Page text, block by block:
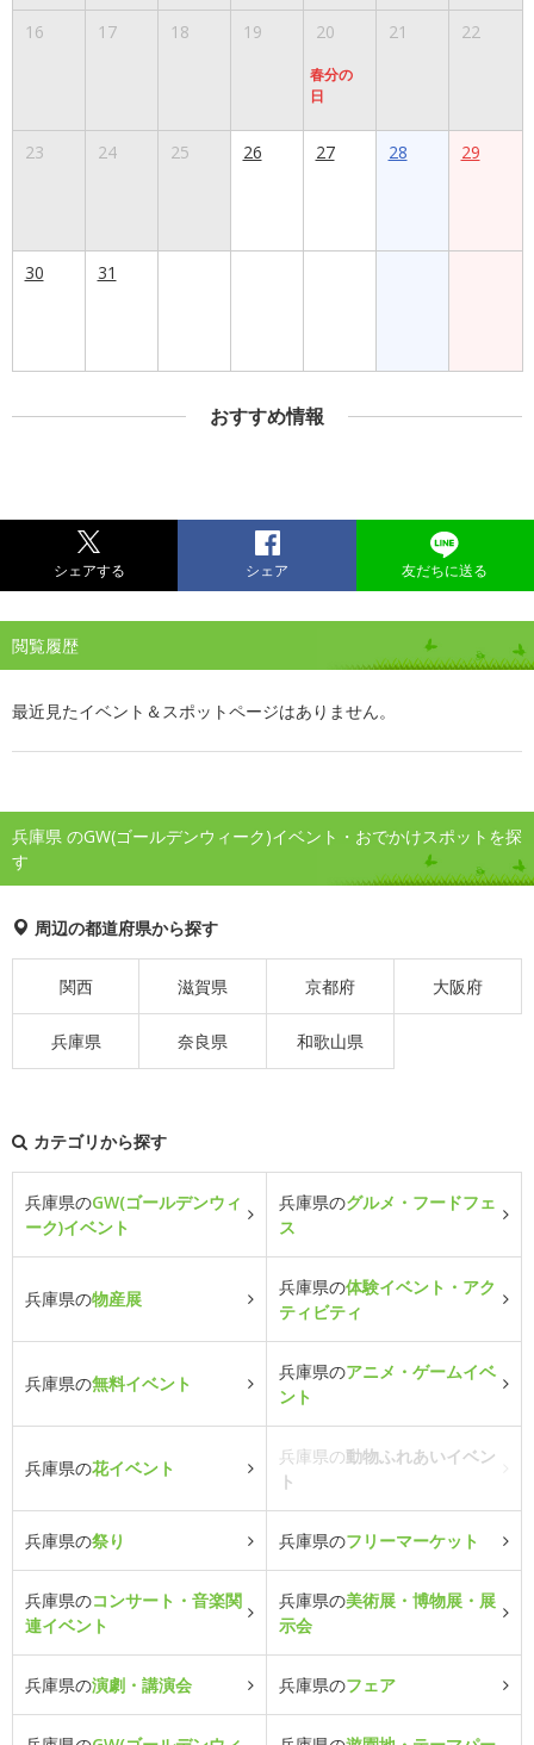
16 17 18 19 20
春分の
日
21 22
23 24 25 26 27 28 29
30 31
おすすめ情報
シェアする シェア 友だちに送る
閲覧履歴
最近見たイベント＆スポットページはありません。
兵庫県 のGW(ゴールデンウィーク)イベント・おでかけスポットを探
す
周辺の都道府県から探す
関西 滋賀県 京都府 大阪府
兵庫県 奈良県 和歌山県
カテゴリから探す
兵庫県のGW(ゴールデンウィ
ーク)イベント
兵庫県のグルメ・フードフェ
ス
兵庫県の物産展
兵庫県の体験イベント・アク
ティビティ
兵庫県の無料イベント
兵庫県のアニメ・ゲームイベ
ント
兵庫県の花イベント
兵庫県の動物ふれあいイベン
ト
兵庫県の祭り 兵庫県のフリーマーケット
兵庫県のコンサート・音楽関
連イベント
兵庫県の美術展・博物展・展
示会
兵庫県の演劇・講演会 兵庫県のフェア